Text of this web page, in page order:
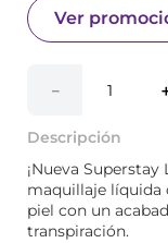
Ver
－
Descripción
¡Nueva
maquillaje líquida
piel con un
transpiración.